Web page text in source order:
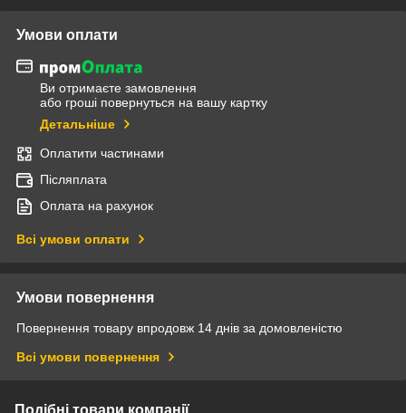
Умови оплати
Ви отримаєте замовлення
або гроші повернуться на вашу картку
Детальніше
Оплатити частинами
Післяплата
Оплата на рахунок
Всі умови оплати
Умови повернення
Повернення товару впродовж 14 днів за домовленістю
Всі умови повернення
Подібні товари компанії